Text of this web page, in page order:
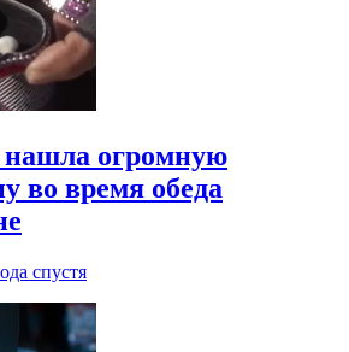
огромную
во время обеда
спустя